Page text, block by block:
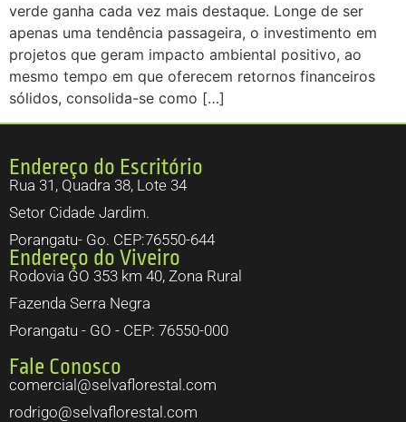
verde ganha cada vez mais destaque. Longe de ser
apenas uma tendência passageira, o investimento em
projetos que geram impacto ambiental positivo, ao
mesmo tempo em que oferecem retornos financeiros
sólidos, consolida-se como […]
Endereço do Escritório
Rua 31, Quadra 38, Lote 34
Setor Cidade Jardim.
Porangatu- Go. CEP:76550-644
Endereço do Viveiro
Rodovia GO 353 km 40, Zona Rural
Fazenda Serra Negra
Porangatu - GO - CEP: 76550-000
Fale Conosco
comercial@selvaflorestal.com
rodrigo@selvaflorestal.com